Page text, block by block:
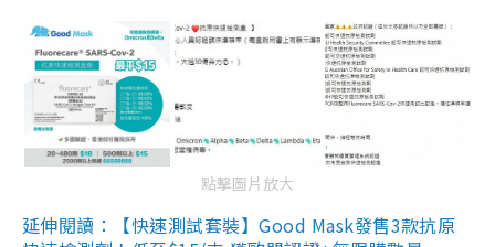
點擊圖片放大
延伸閱讀：【快速測試套裝】Good Mask發售3款抗原